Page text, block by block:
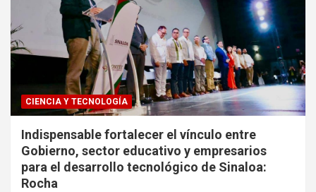
CIENCIA Y TECNOLOGÍA
Indispensable fortalecer el vínculo entre
Gobierno, sector educativo y empresarios
para el desarrollo tecnológico de Sinaloa:
Rocha